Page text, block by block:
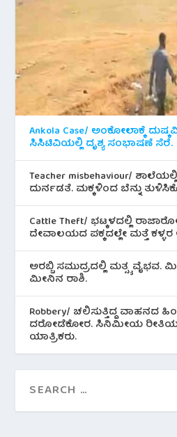
Ankola Case/ ಅಂಕೋಲಾಕ್ಕೆ
ಸಿಸಿಟಿವಿಯಲ್ಲಿ ದೃಶ್ಯ ಸಂಭಾಷಣೆ ಸೆರೆ.
Teacher misbehaviour/
ದುರ್ನಡತೆ. ಮಕ್ಕಳಿಂದ ಬೆನ್ನು
Cattle Theft/ ಭಟ್ಕಳದಲ್ಲಿ
ದೇವಾಲಯದ ಪಕ್ಕದಲ್ಲೇ ಮತ್ತೆ ಕಳ್ಳರ
ಅರಬ್ಬಿ ಸಮುದ್ರದಲ್ಲಿ ಮತ್ಸ್ಯ ವೈಭವ.
ಮೀನಿನ‌ ರಾಶಿ.
Robbery/ ಚಲಿಸುತ್ತಿದ್ದ ವಾಹನದ
ದರೋಡೆಕೋರ. ಸಿನಿಮೀಯ
ಯಾತ್ರಿಕರು.